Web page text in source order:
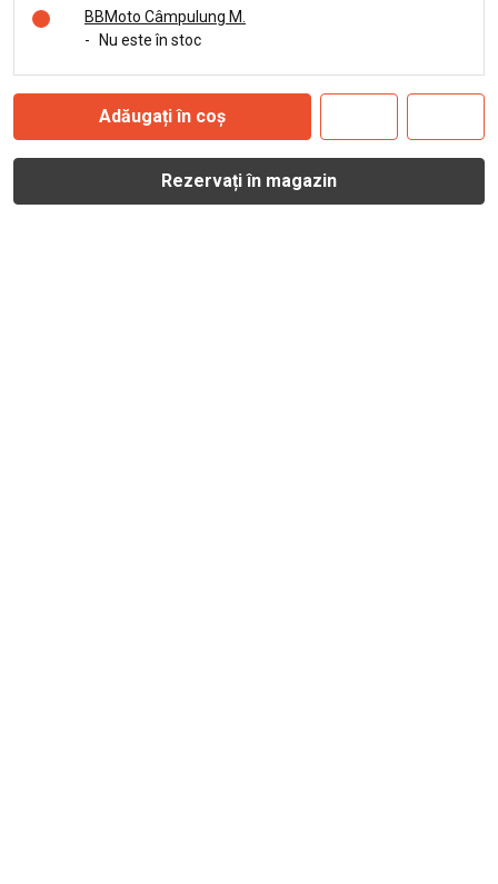
BBMoto Câmpulung M.
-
Nu este în stoc
Adăugați în coș
Rezervați în magazin